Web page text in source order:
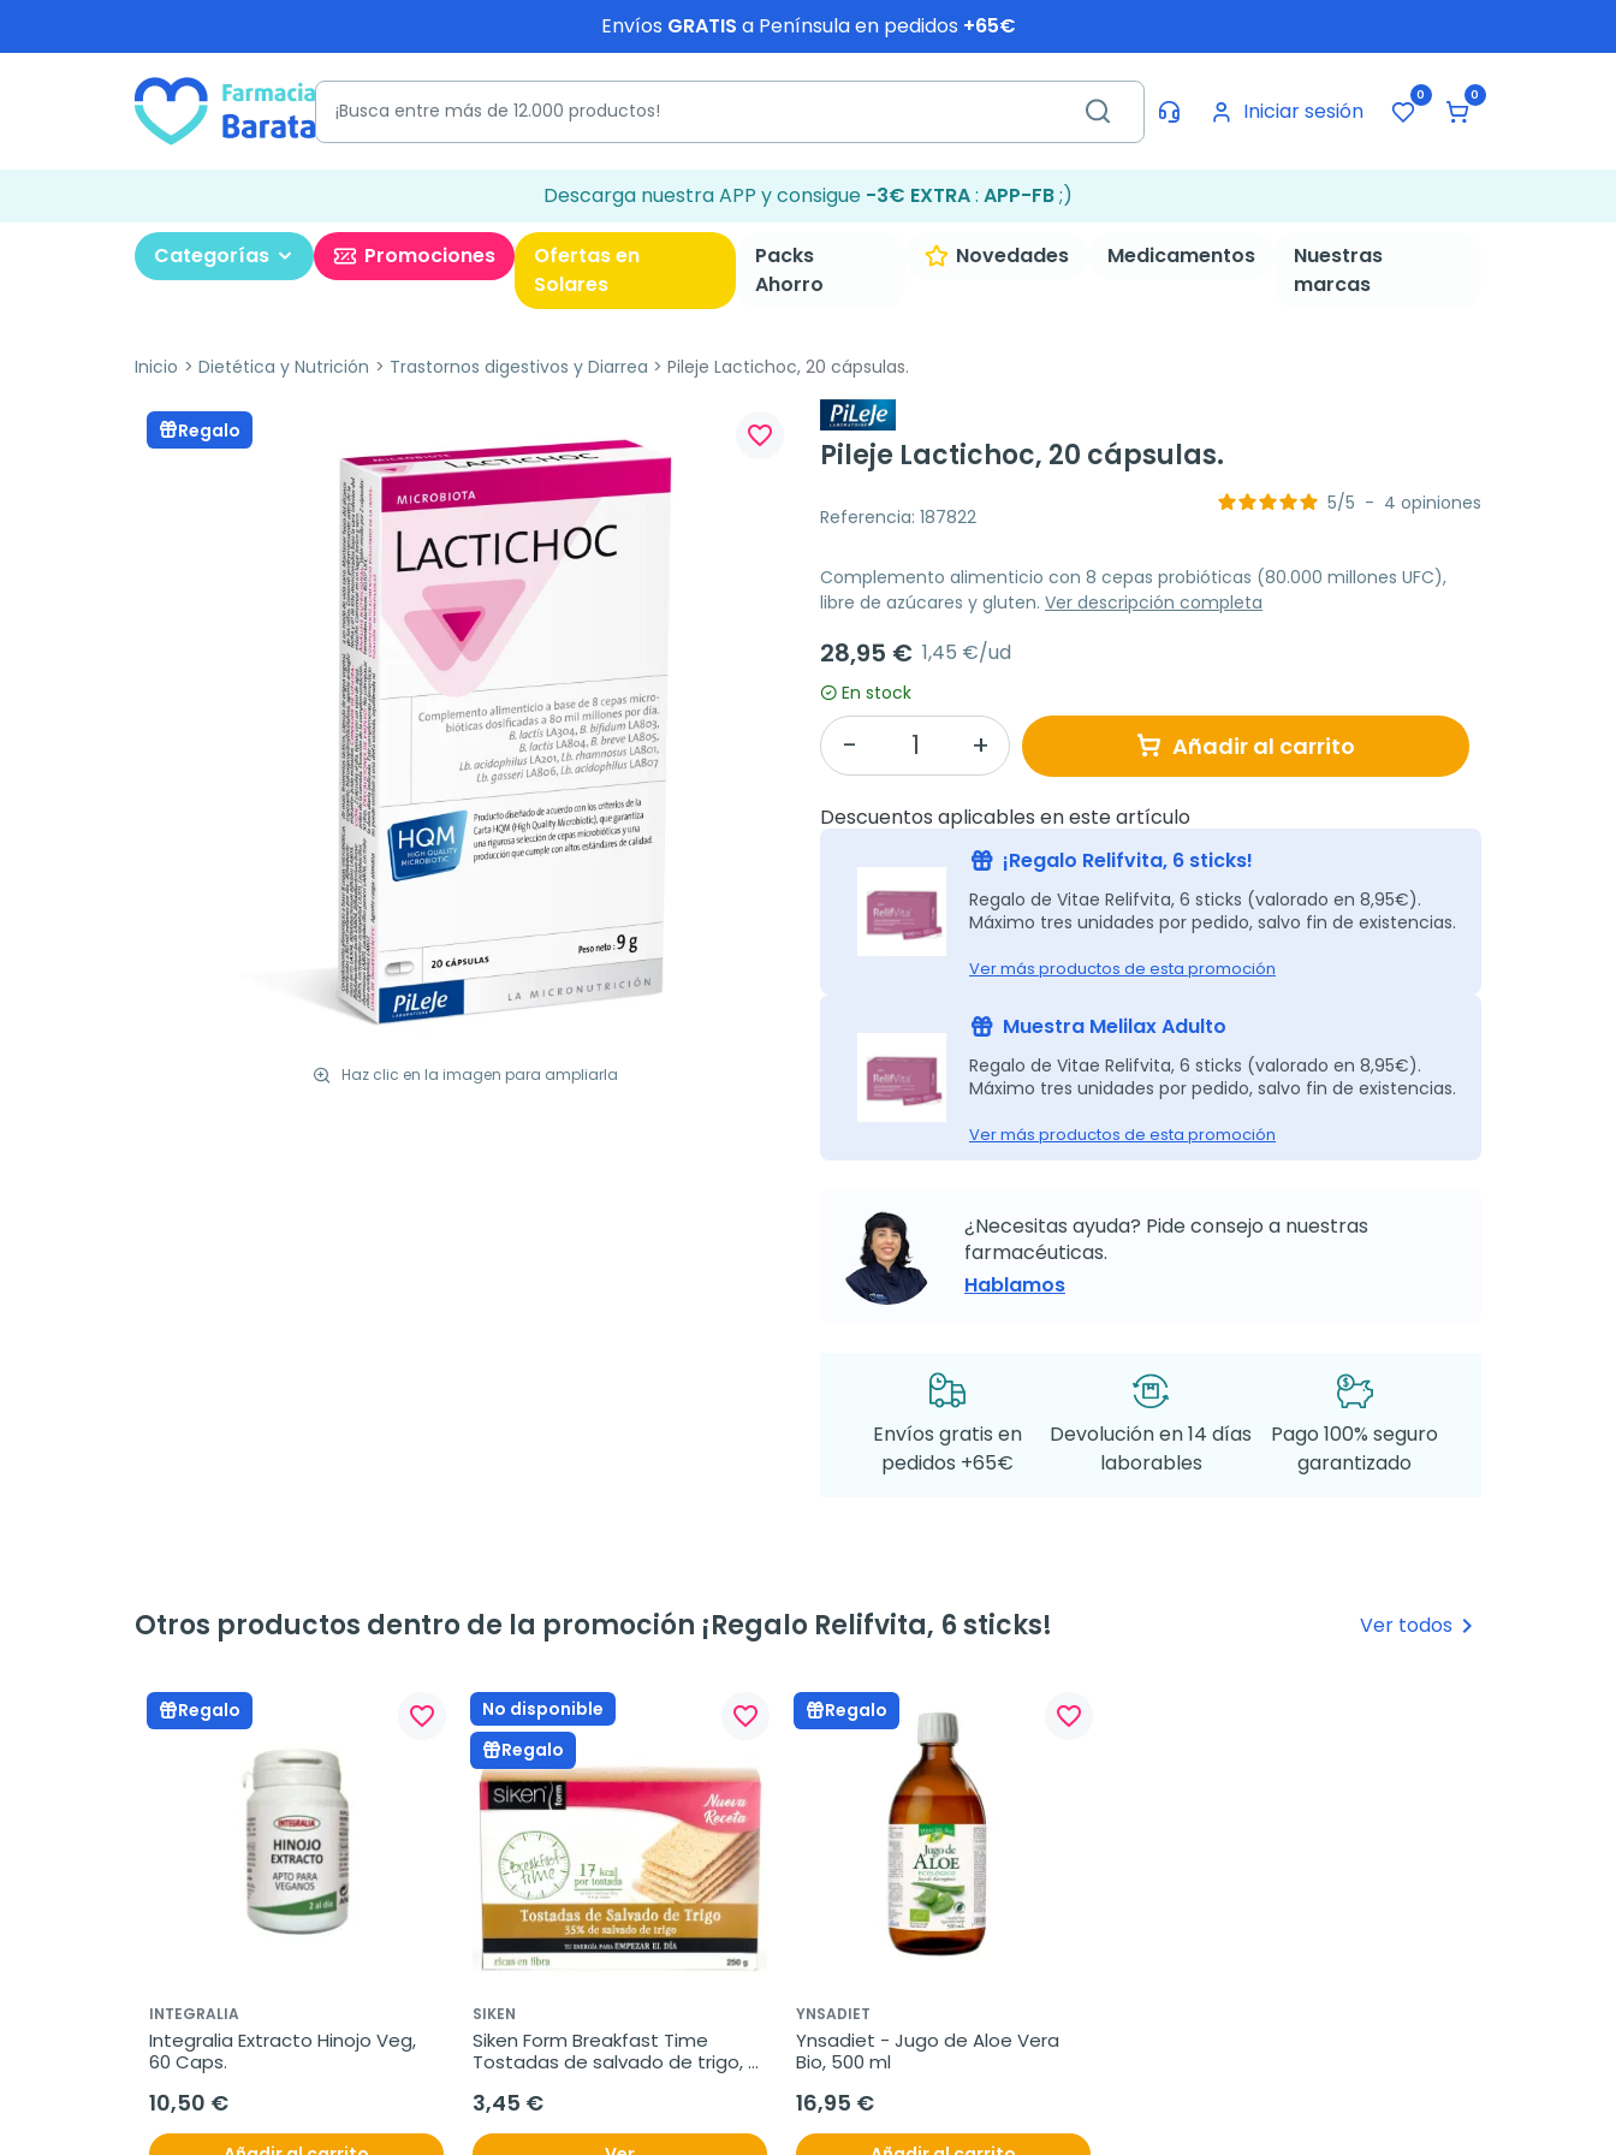
Envíos GRATIS a Península en pedidos +65€
Iniciar sesión
0 0
Descarga nuestra APP y consigue -3€ EXTRA: APP-FB;)
Categorías Promociones
Ofertas en
Solares
Packs
Ahorro
Novedades Medicamentos
Nuestras
marcas
Inicio Dietética y Nutrición Trastornos digestivos y Diarrea Pileje Lactichoc, 20 cápsulas.
Regalo
Haz clic en la imagen para ampliarla
favorite_border
Pileje Lactichoc, 20 cápsulas.
Referencia: 187822
5/5 - 4 opiniones
Complemento alimenticio con 8 cepas probióticas (80.000 millones UFC),
libre de azúcares y gluten. Ver descripción completa
28,95 € 1,45 €/ud
En stock
Añadir al carrito
Descuentos aplicables en este artículo
¡Regalo Relifvita, 6 sticks!
Regalo de Vitae Relifvita, 6 sticks (valorado en 8,95€).
Máximo tres unidades por pedido, salvo fin de existencias.
Ver más productos de esta promoción
Muestra Melilax Adulto
Regalo de Vitae Relifvita, 6 sticks (valorado en 8,95€).
Máximo tres unidades por pedido, salvo fin de existencias.
Ver más productos de esta promoción
¿Necesitas ayuda? Pide consejo a nuestras
farmacéuticas.
Hablamos
Envíos gratis en
pedidos +65€
Devolución en 14 días
laborables
Pago 100% seguro
garantizado
Otros productos dentro de la promoción ¡Regalo Relifvita, 6 sticks! Ver todos keyboard_arrow_right
Regalo favorite_border
INTEGRALIA
Integralia Extracto Hinojo Veg,
60 Caps.
10,50 €
No disponible
Regalo
favorite_border
SIKEN
Siken Form Breakfast Time
Tostadas de salvado de trigo,
3,45 €
Regalo favorite_border
YNSADIET
Ynsadiet - Jugo de Aloe Vera
Bio, 500 ml
16,95 €